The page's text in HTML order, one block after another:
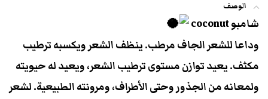
الوصف
شامبو coconut
وداعا للشعر الجاف مرطب. ينظف الشعر ويكسبه ترطيب
مكثف. يعيد توازن مستوى ترطيب الشعر، ويعيد له حيويته
ولمعانه من الجذور وحتى الأطراف، ومرونته الطبيعية. لشعر